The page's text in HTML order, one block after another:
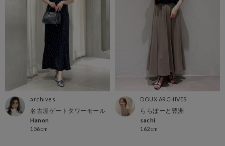
archives
名古屋ゲートタワーモール
Hanon
156cm
DOUX ARCHIVES
ららぽーと豊洲
sachi
162cm